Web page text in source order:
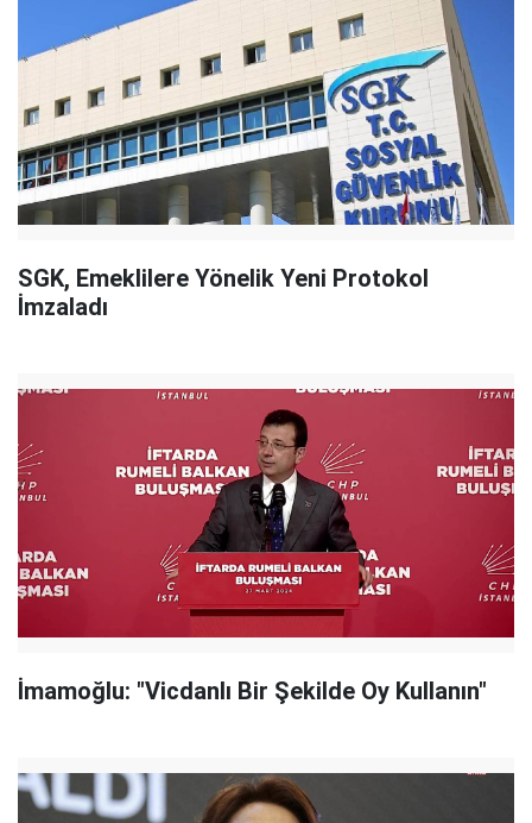
SGK, Emeklilere Yönelik Yeni Protokol
İmzaladı
İmamoğlu: "Vicdanlı Bir Şekilde Oy Kullanın"